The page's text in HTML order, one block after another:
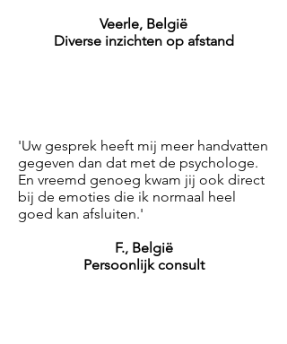
Veerle, België
Diverse inzichten op afstand
'Uw gesprek heeft mij meer handvatten
gegeven dan dat met de psychologe.
En vreemd genoeg kwam jij ook direct
bij de emoties die ik normaal heel
goed kan afsluiten.'
F., België
Persoonlijk consult